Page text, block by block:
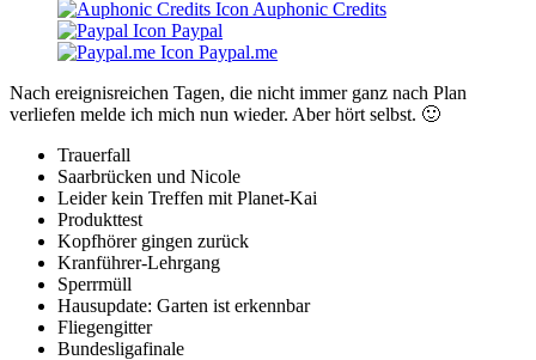
Auphonic Credits
Paypal
Paypal.me
Nach ereignisreichen Tagen, die nicht immer ganz nach Plan
verliefen melde ich mich nun wieder. Aber hört selbst. 🙂
Trauerfall
Saarbrücken und Nicole
Leider kein Treffen mit Planet-Kai
Produkttest
Kopfhörer gingen zurück
Kranführer-Lehrgang
Sperrmüll
Hausupdate: Garten ist erkennbar
Fliegengitter
Bundesligafinale